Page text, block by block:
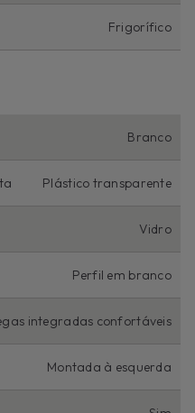
Frigorífico
Branco
Plástico transparente
Vidro
Perfil em branco
integradas confortáveis
Montada à esquerda